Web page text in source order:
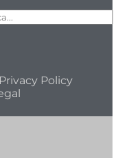
Privacy Policy